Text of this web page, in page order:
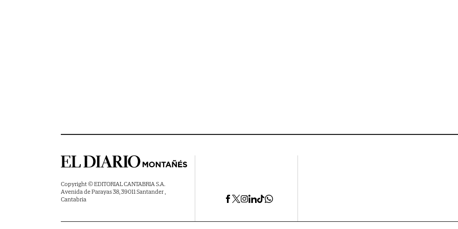
Copyright © EDITORIAL CANTABRIA S.A.
Avenida de Parayas 38, 39011 Santander ,
Cantabria